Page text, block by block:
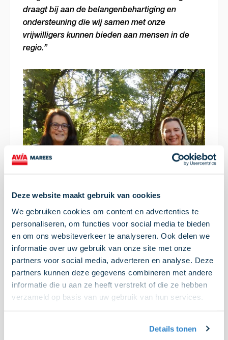
Deze website maakt gebruik van cookies
We gebruiken cookies om content en advertenties te
personaliseren, om functies voor social media te bieden
en om ons websiteverkeer te analyseren. Ook delen we
informatie over uw gebruik van onze site met onze
partners voor social media, adverteren en analyse. Deze
partners kunnen deze gegevens combineren met andere
informatie die u aan ze heeft verstrekt of die ze hebben
verzameld op basis van uw gebruik van hun services.
Details tonen
draagt bij aan de belangenbehartiging en
ondersteuning die wij samen met onze
vrijwilligers kunnen bieden aan mensen in de
regio.”
Anja Niggebrugge van De Zorgcirkel gaf aan dat
deze donatie de sterke samenwerking met de
lokale gemeenschap onderstreept:“Onze
medewerkers en cliënten worden in hun
dagelijks leven vaak geconfronteerd met de
zien dat een partner als AVIA Marees zich inzet